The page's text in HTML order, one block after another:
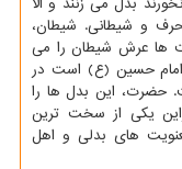
و شیطانی. شیطان،
ها عرش شیطان را می
حسین (ع) است در
این بدل ها را
یکی از سخت ترین
های بدلی و اهل